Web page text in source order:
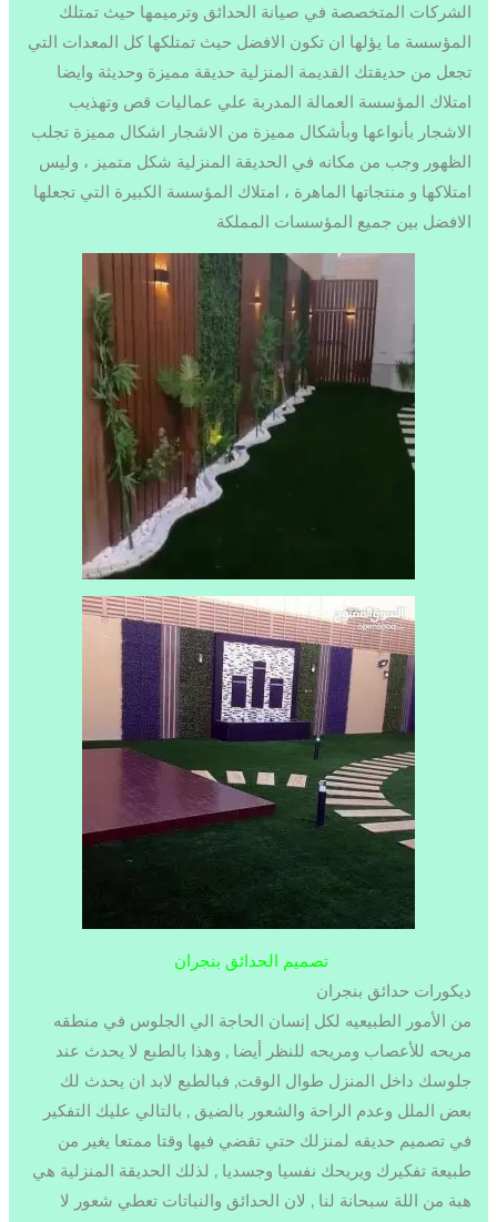
الشركات المتخصصة في صيانة الحدائق وترميمها حيث تمتلك
المؤسسة ما يؤلها ان تكون الافضل حيث تمتلكها كل المعدات التي
تجعل من حديقتك القديمة المنزلية حديقة مميزة وحديثة وايضا
امتلاك المؤسسة العمالة المدربة علي عماليات قص وتهذيب
الاشجار بأنواعها وبأشكال مميزة من الاشجار اشكال مميزة تجلب
الظهور وجب من مكانه في الحديقة المنزلية شكل متميز ، وليس
امتلاكها و منتجاتها الماهرة ، امتلاك المؤسسة الكبيرة التي تجعلها
الافضل بين جميع المؤسسات المملكة
تصميم الحدائق بنجران
ديكورات حدائق بنجران
من الأمور الطبيعيه لكل إنسان الحاجة الي الجلوس في منطقه
مريحه للأعصاب ومريحه للنظر أيضا , وهذا بالطبع لا يحدث عند
جلوسك داخل المنزل طوال الوقت, فبالطبع لابد ان يحدث لك
بعض الملل وعدم الراحة والشعور بالضيق , بالتالي عليك التفكير
في تصميم حديقه لمنزلك حتي تقضي فيها وقتا ممتعا يغير من
طبيعة تفكيرك ويريحك نفسيا وجسديا , لذلك الحديقة المنزلية هي
هبة من اللة سبحانة لنا , لان الحدائق والنباتات تعطي شعور لا